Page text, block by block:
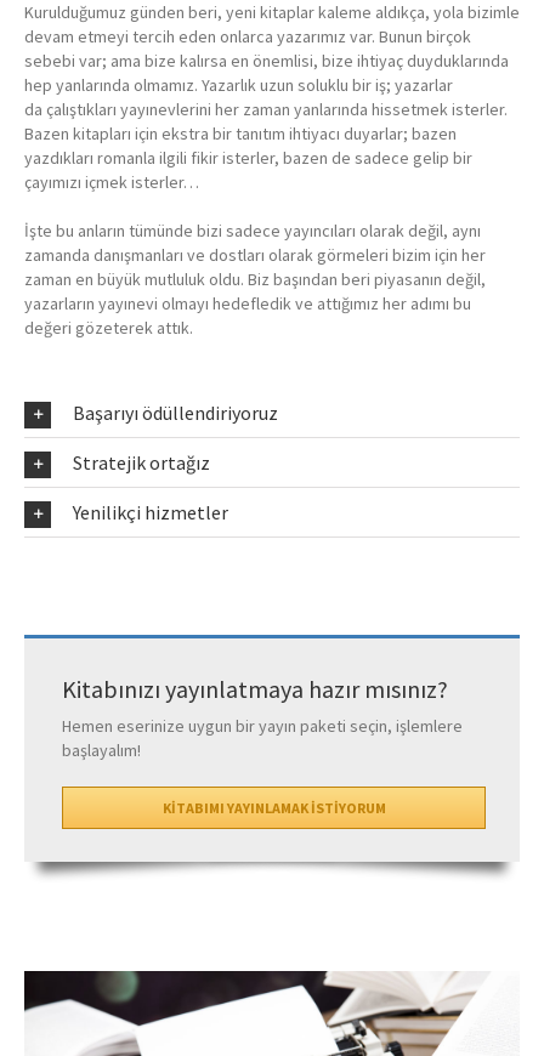
Kurulduğumuz günden beri, yeni kitaplar kaleme aldıkça, yola bizimle
devam etmeyi tercih eden onlarca yazarımız var. Bunun birçok
sebebi var; ama bize kalırsa en önemlisi, bize ihtiyaç duyduklarında
hep yanlarında olmamız. Yazarlık uzun soluklu bir iş; yazarlar
da çalıştıkları yayınevlerini her zaman yanlarında hissetmek isterler.
Bazen kitapları için ekstra bir tanıtım ihtiyacı duyarlar; bazen
yazdıkları romanla ilgili fikir isterler, bazen de sadece gelip bir
çayımızı içmek isterler…
İşte bu anların tümünde bizi sadece yayıncıları olarak değil, aynı
zamanda danışmanları ve dostları olarak görmeleri bizim için her
zaman en büyük mutluluk oldu. Biz başından beri piyasanın değil,
yazarların yayınevi olmayı hedefledik ve attığımız her adımı bu
değeri gözeterek attık.
Başarıyı ödüllendiriyoruz
Stratejik ortağız
Yenilikçi hizmetler
Kitabınızı yayınlatmaya hazır mısınız?
Hemen eserinize uygun bir yayın paketi seçin, işlemlere
başlayalım!
KİTABIMI YAYINLAMAK İSTİYORUM